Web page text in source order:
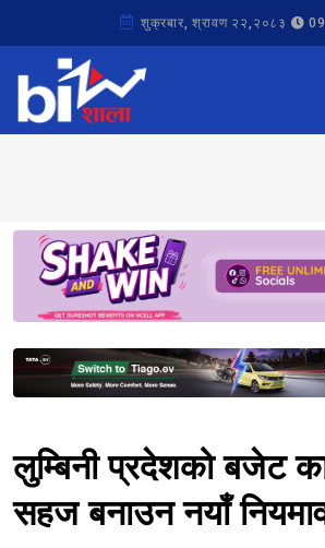
शुक्रबार, श्रावण २२,२०८३
लुम्बिनी प्रदेशको बजेट
सहज बनाउन नयाँ